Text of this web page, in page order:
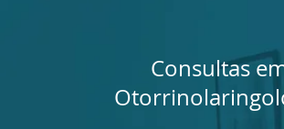
Consultas